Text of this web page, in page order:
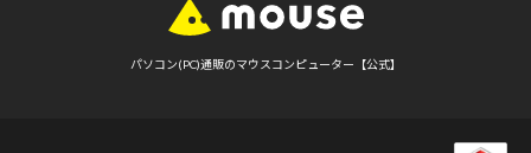
パソコン(PC)通販のマウスコンピューター【公式】